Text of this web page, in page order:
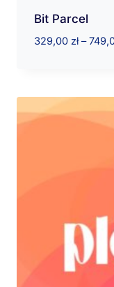
Bit Parcel
329,00 zł –